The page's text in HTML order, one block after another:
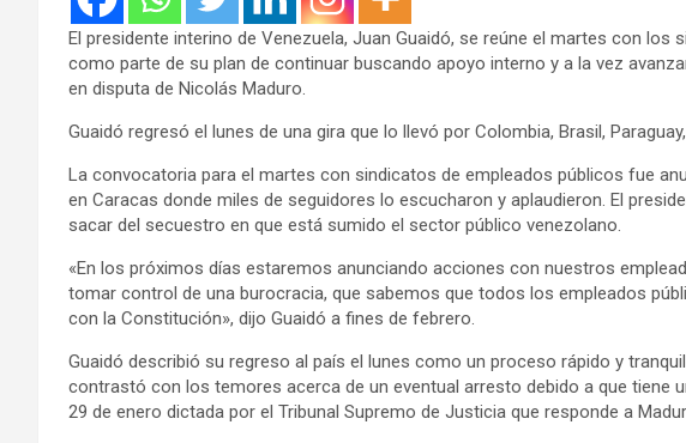
El presidente interino de Venezuela, Juan Guaidó, se reúne el martes con los
como parte de su plan de continuar buscando apoyo interno y a la vez
en disputa de Nicolás Maduro.
Guaidó regresó el lunes de una gira que lo llevó por Colombia, Brasil,
La convocatoria para el martes con sindicatos de empleados públicos fue
en Caracas donde miles de seguidores lo escucharon y aplaudieron. El
sacar del secuestro en que está sumido el sector público venezolano.
«En los próximos días estaremos anunciando acciones con nuestros
tomar control de una burocracia, que sabemos que todos los empleados
con la Constitución», dijo Guaidó a fines de febrero.
Guaidó describió su regreso al país el lunes como un proceso rápido y
contrastó con los temores acerca de un eventual arresto debido a que tiene
29 de enero dictada por el Tribunal Supremo de Justicia que responde a